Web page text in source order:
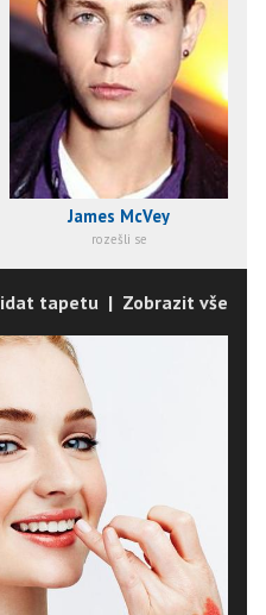
James McVey
rozešli se
tapetu | Zobrazit vše